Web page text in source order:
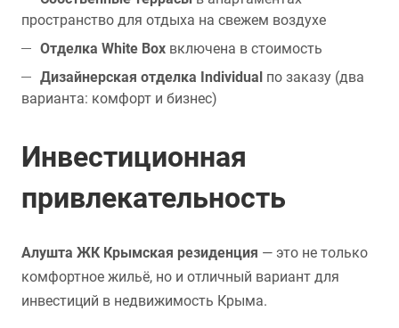
пространство для отдыха на свежем воздухе
Отделка White Box включена в стоимость
Дизайнерская отделка Individual по заказу (два
варианта: комфорт и бизнес)
Инвестиционная
привлекательность
Алушта ЖК Крымская резиденция — это не только
комфортное жильё, но и отличный вариант для
инвестиций в недвижимость Крыма.